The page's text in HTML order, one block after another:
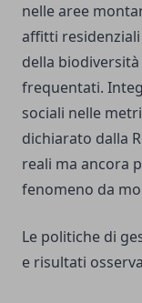
nelle aree
affitti
della
frequentati.
sociali nelle
dichiarato dalla
reali ma ancora
fenomeno da
Le politiche di
e risultati